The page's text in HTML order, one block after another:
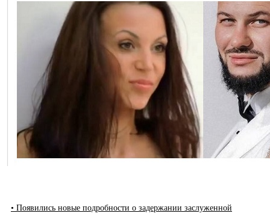
• Появились новые подробности о задержании заслуженной